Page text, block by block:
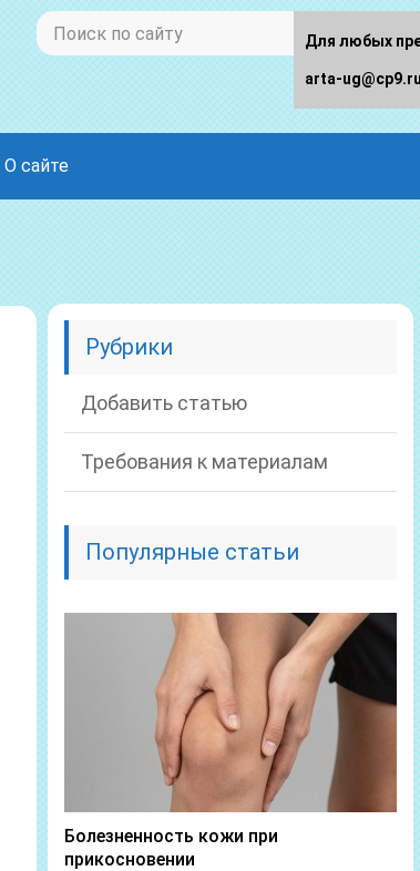
О сайте
Рубрики
Добавить статью
Требования к материалам
Популярные статьи
Болезненность кожи при
прикосновении
Для любых
arta-ug@cp9.ru